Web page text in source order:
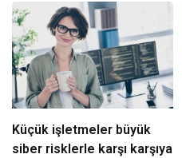
Küçük işletmeler büyük
siber risklerle karşı karşıya